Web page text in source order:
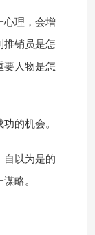
心理，会增
推销员是怎
要人物是怎
的机会。
自以为是的
略。